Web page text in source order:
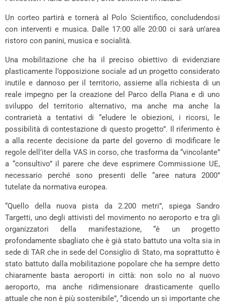
Un corteo partirà e tornerà al Polo Scientifico, concludendosi
con interventi e musica. Dalle 17:00 alle 20:00 ci sarà un’area
ristoro con panini, musica e socialità.
Una mobilitazione che ha il preciso obiettivo di evidenziare
plasticamente l’opposizione sociale ad un progetto considerato
inutile e dannoso per il territorio, assieme alla richiesta di un
reale impegno per la creazione del Parco della Piana e di uno
sviluppo del territorio alternativo, ma anche ma anche la
contrarietà a tentativi di “eludere le obiezioni, i ricorsi, le
possibilità di contestazione di questo progetto”. Il riferimento è
a alla recente decisione da parte del governo di modificare le
regole dell’iter della VAS in corso, che trasforma da “vincolante”
a “consultivo” il parere che deve esprimere Commissione UE,
necessario perché sono presenti delle “aree natura 2000”
tutelate da normativa europea.
“Quello della nuova pista da 2.200 metri”, spiega Sandro
Targetti, uno degli attivisti del movimento no aeroporto e tra gli
organizzatori della manifestazione, “è un progetto
profondamente sbagliato che è già stato battuto una volta sia in
sede di TAR che in sede del Consiglio di Stato, ma soprattutto è
stato battuto dalla mobilitazione popolare che ha sempre detto
chiaramente basta aeroporti in città: non solo no al nuovo
aeroporto, ma anche ridimensionare drasticamente quello
attuale che non è più sostenibile”, “dicendo un sì importante che